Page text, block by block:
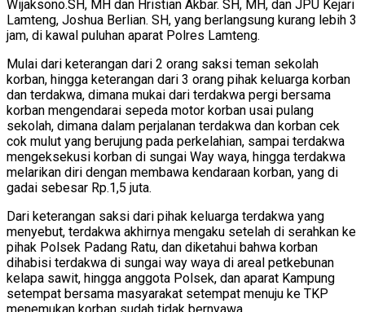
Wijaksono.SH, MH dan Hristian Akbar. SH, MH, dan JPU Kejari
Lamteng, Joshua Berlian. SH, yang berlangsung kurang lebih 3
jam, di kawal puluhan aparat Polres Lamteng.
Mulai dari keterangan dari 2 orang saksi teman sekolah
korban, hingga keterangan dari 3 orang pihak keluarga korban
dan terdakwa, dimana mukai dari terdakwa pergi bersama
korban mengendarai sepeda motor korban usai pulang
sekolah, dimana dalam perjalanan terdakwa dan korban cek
cok mulut yang berujung pada perkelahian, sampai terdakwa
mengeksekusi korban di sungai Way waya, hingga terdakwa
melarikan diri dengan membawa kendaraan korban, yang di
gadai sebesar Rp.1,5 juta.
Dari keterangan saksi dari pihak keluarga terdakwa yang
menyebut, terdakwa akhirnya mengaku setelah di serahkan ke
pihak Polsek Padang Ratu, dan diketahui bahwa korban
dihabisi terdakwa di sungai way waya di areal petkebunan
kelapa sawit, hingga anggota Polsek, dan aparat Kampung
setempat bersama masyarakat setempat menuju ke TKP